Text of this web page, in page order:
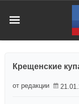
Крещенские
от редакции